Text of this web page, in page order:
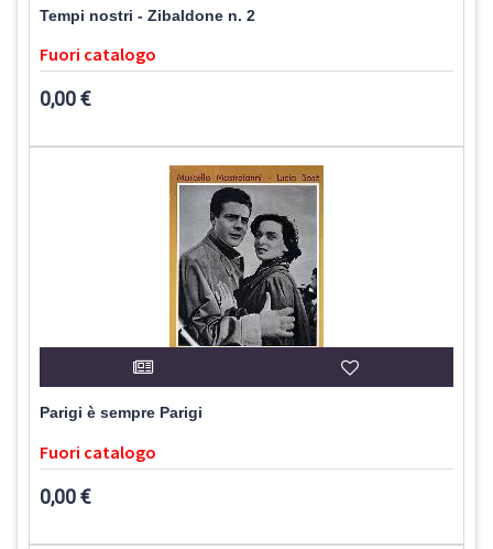
Tempi nostri - Zibaldone n. 2
Fuori catalogo
0,00 €
Parigi è sempre Parigi
Fuori catalogo
0,00 €